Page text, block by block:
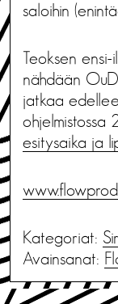
saloihin
Teoksen
nähdään
jatkaa
ohjelmistossa
esitysaika ja
Kategoriat:
Avainsanat: